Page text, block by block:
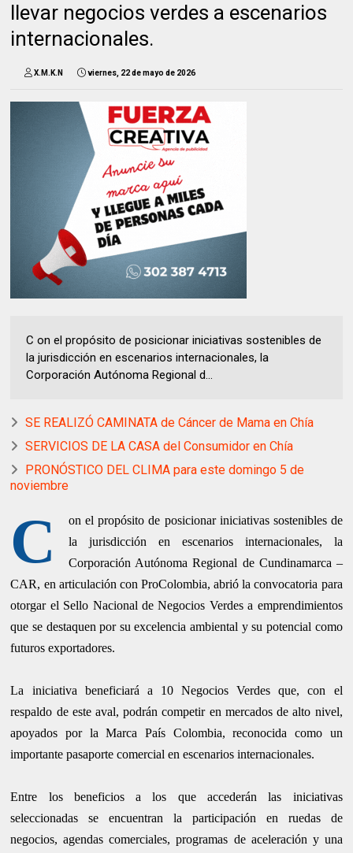
llevar negocios verdes a escenarios
internacionales.
X.M.K.N viernes, 22 de mayo de 2026
C on el propósito de posicionar iniciativas sostenibles de
la jurisdicción en escenarios internacionales, la
Corporación Autónoma Regional d...
SE REALIZÓ CAMINATA de Cáncer de Mama en Chía
SERVICIOS DE LA CASA del Consumidor en Chía
PRONÓSTICO DEL CLIMA para este domingo 5 de
noviembre
C
on el propósito de posicionar iniciativas sostenibles de
la jurisdicción en escenarios internacionales, la
Corporación Autónoma Regional de Cundinamarca –
CAR, en articulación con ProColombia, abrió la convocatoria para
otorgar el Sello Nacional de Negocios Verdes a emprendimientos
que se destaquen por su excelencia ambiental y su potencial como
futuros exportadores.
La iniciativa beneficiará a 10 Negocios Verdes que, con el
respaldo de este aval, podrán competir en mercados de alto nivel,
apoyados por la Marca País Colombia, reconocida como un
importante pasaporte comercial en escenarios internacionales.
Entre los beneficios a los que accederán las iniciativas
seleccionadas se encuentran la participación en ruedas de
negocios, agendas comerciales, programas de aceleración y una